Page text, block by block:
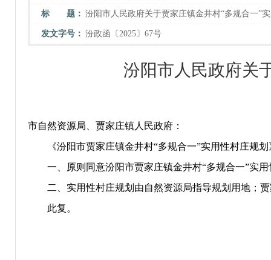
标 题： 汾阳市人民政府关于贾家庄镇金井村“多规合一”
发文字号： 汾政函〔2025〕67号
汾阳市人民政府关
市自然资源局、贾家庄镇人民政府：
《汾阳市贾家庄镇金井村“多规合一”实用性村庄规
一、原则同意汾阳市贾家庄镇金井村“多规合一”实
二、实用性村庄规划由自然资源局指导规划用地；
此复。